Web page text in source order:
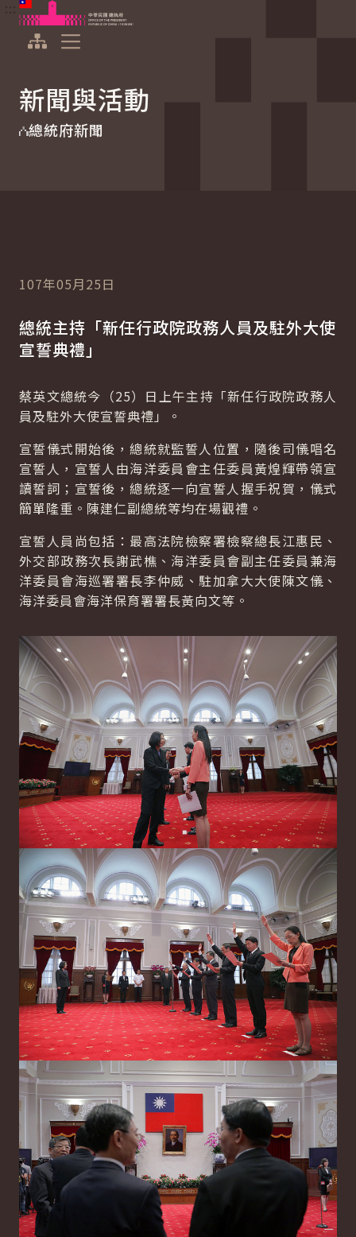
跳到主要內容
中華民國總統府
新聞與活動
總統府新聞
107年05月25日
總統主持「新任行政院政務人員及駐外大使
宣誓典禮」
蔡英文總統今（25）日上午主持「新任行政院政務人
員及駐外大使宣誓典禮」。
宣誓儀式開始後，總統就監誓人位置，隨後司儀唱名
宣誓人，宣誓人由海洋委員會主任委員黃煌輝帶領宣
讀誓詞；宣誓後，總統逐一向宣誓人握手祝賀，儀式
簡單隆重。陳建仁副總統等均在場觀禮。
宣誓人員尚包括：最高法院檢察署檢察總長江惠民、
外交部政務次長謝武樵、海洋委員會副主任委員兼海
洋委員會海巡署署長李仲威、駐加拿大大使陳文儀、
海洋委員會海洋保育署署長黃向文等。